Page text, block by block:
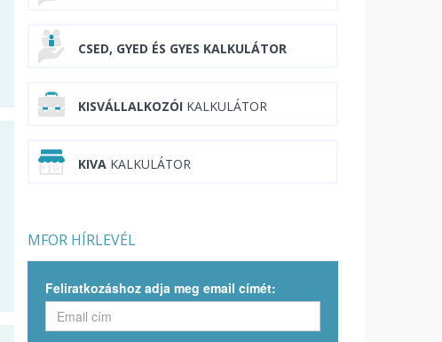
CSED, GYED ÉS GYES KALKULÁTOR
KISVÁLLALKOZÓI KALKULÁTOR
KIVA KALKULÁTOR
MFOR HÍRLEVÉL
Feliratkozáshoz adja meg email címét: